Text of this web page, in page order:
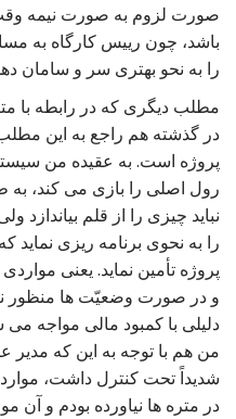
صورت لزوم به صورت نیمه
باشد، چون رییس کارگاه به
را به نحو بهتری سر و سامان
مطلب دیگری که در رابطه با
در گذشته هم راجع به این
پروژه است. به عقیده من
رول اصلی را بازی می کند،
نباید چیزی را از قلم
را به نحوی برنامه ریزی نماید
پروژه تأمین نماید. یعنی
و در صورت وضعیّت ها منظور
دلیلی با کمبود مالی مواجه می
من هم با توجه به این که
شدیداً تحت کنترل داشت،
در متره ها نیاورده بودم و آن